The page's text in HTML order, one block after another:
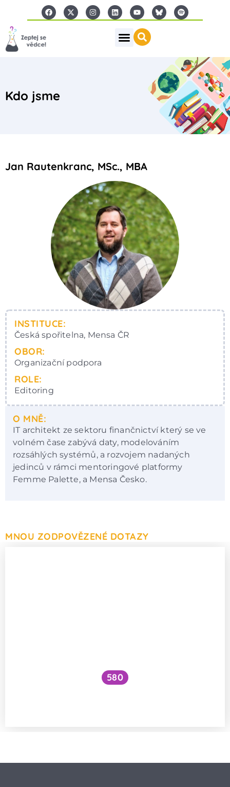
Kdo jsme
Jan Rautenkranc, MSc., MBA
INSTITUCE:
Česká spořitelna, Mensa ČR
OBOR:
Organizační podpora
ROLE:
Editoring
O MNĚ:
IT architekt ze sektoru finančnictví který se ve
volném čase zabývá daty, modelováním
rozsáhlých systémů, a rozvojem nadaných
jedinců v rámci mentoringové platformy
Femme Palette, a Mensa Česko.
MNOU ZODPOVĚZENÉ DOTAZY
580